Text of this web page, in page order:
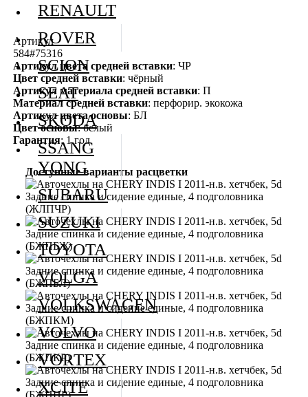
Артикул
584#75316
Артикул цвета средней вставки: ЧР
Цвет средней вставки: чёрный
Артикул материала средней вставки: П
Материал средней вставки: перфорир. экокожа
Артикул цвета основы: БЛ
Цвет основы: белый
Гарантия: 1 год
Доступные варианты расцветки
RENAULT
ROVER
SCION
SEAT
SKODA
SSANG
YONG
SUBARU
SUZUKI
TOYOTA
VOLGA
VOLKSWAGEN
VOLVO
VORTEX
XCITE